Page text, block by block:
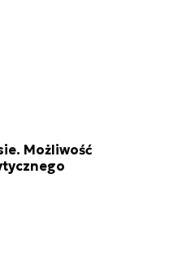
Możliwość